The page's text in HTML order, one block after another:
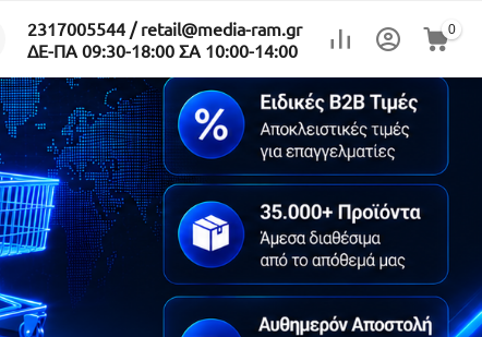
2317005544 / retail@media-ram.gr
ΔΕ-ΠΑ 09:30-18:00 ΣΑ 10:00-14:00
0